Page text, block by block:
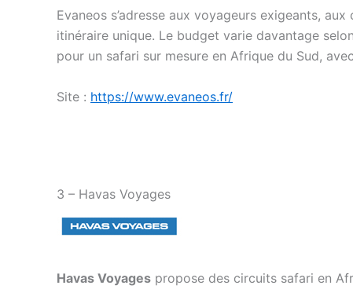
Evaneos s’adresse aux voyageurs exigeants,
itinéraire unique. Le budget varie davantage
pour un safari sur mesure en Afrique du Sud,
Site : https://www.evaneos.fr/
3 – Havas Voyages
Havas Voyages propose des circuits safari en